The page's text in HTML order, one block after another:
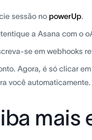
sessão no powerUp.
a Asana com o
se em webhooks
Agora, é só clicar
você automaticamente.
mais